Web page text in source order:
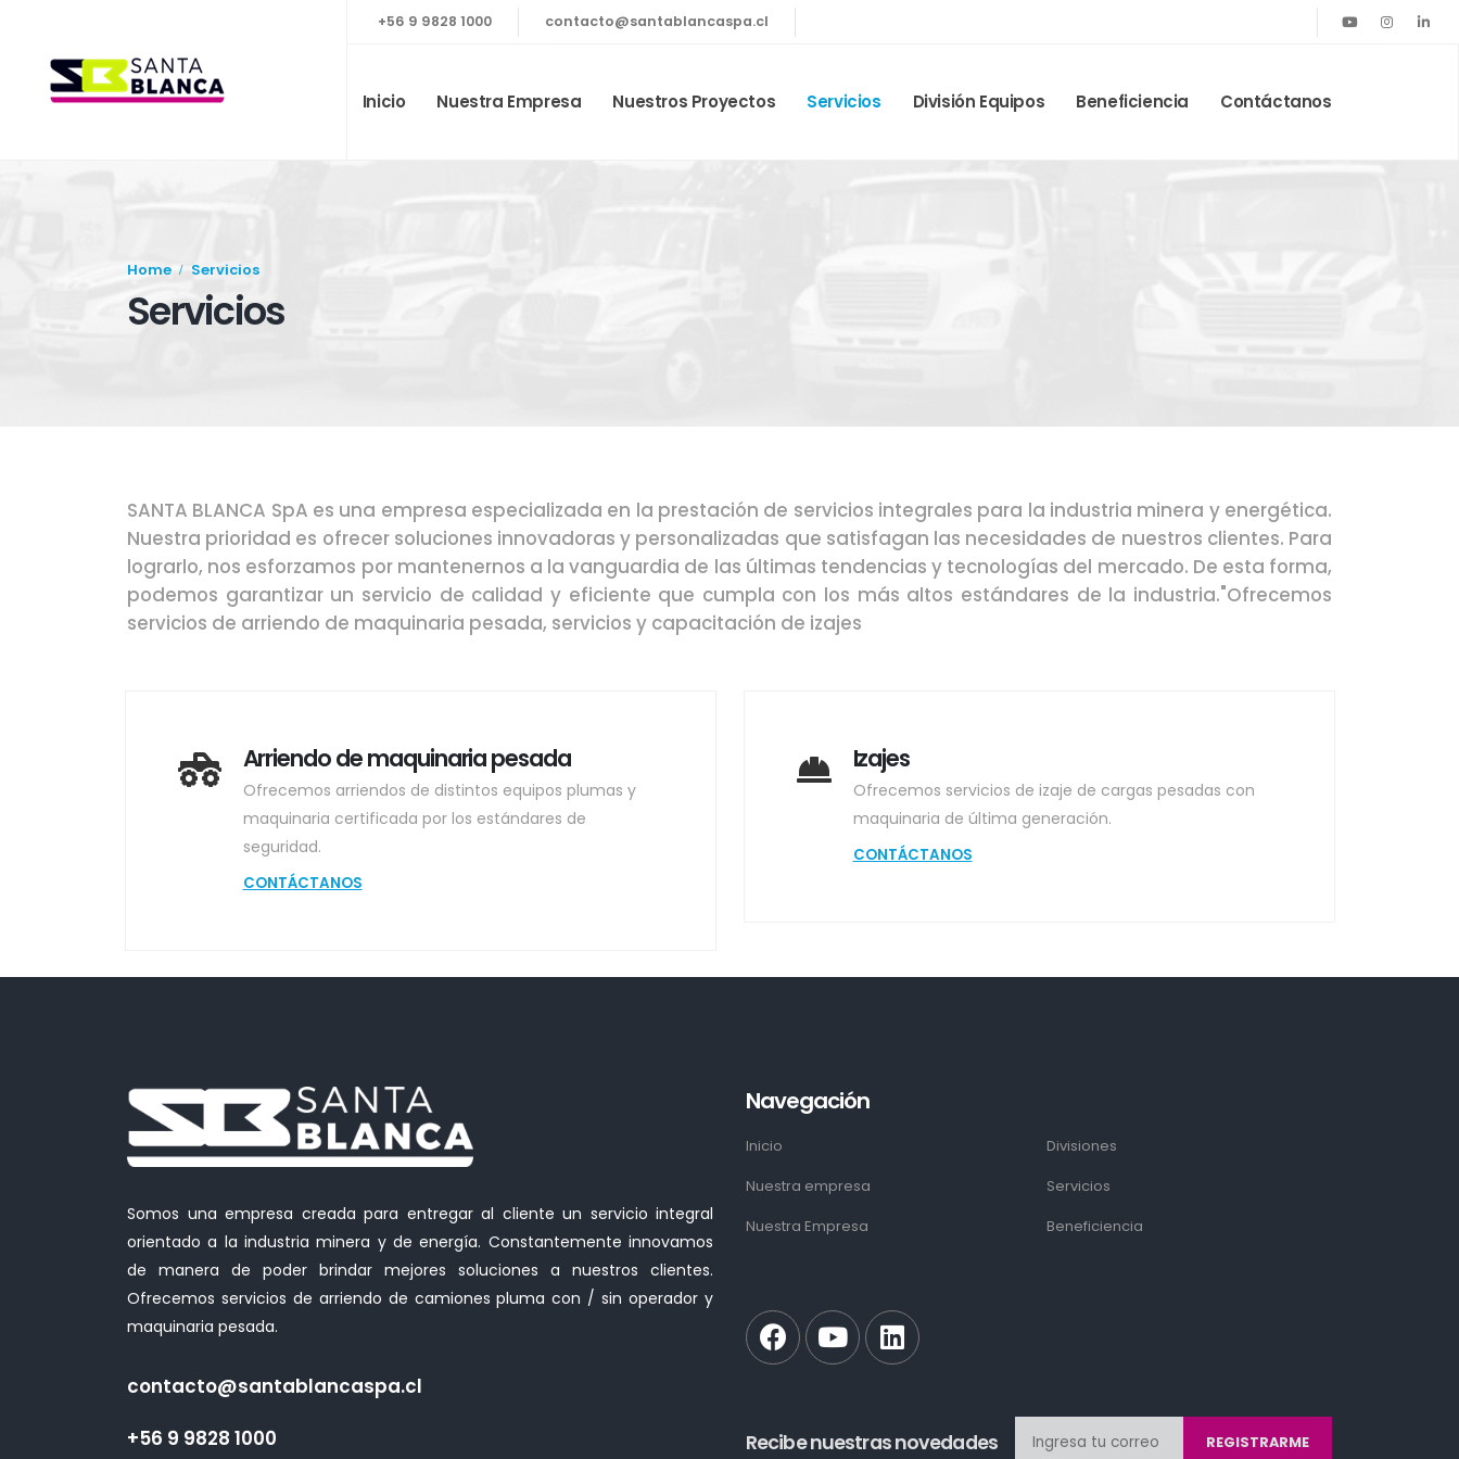
+56 9 9828 1000 contacto@santablancaspa.cl
Inicio Nuestra Empresa Nuestros Proyectos Servicios División Equipos Beneficiencia Contáctanos
Home Servicios
Servicios
SANTA BLANCA SpA es una empresa especializada en la prestación de servicios integrales para la industria minera y energética.
Nuestra prioridad es ofrecer soluciones innovadoras y personalizadas que satisfagan las necesidades de nuestros clientes. Para
lograrlo, nos esforzamos por mantenernos a la vanguardia de las últimas tendencias y tecnologías del mercado. De esta forma,
podemos garantizar un servicio de calidad y eficiente que cumpla con los más altos estándares de la industria."Ofrecemos
servicios de arriendo de maquinaria pesada, servicios y capacitación de izajes
Arriendo de maquinaria pesada
Ofrecemos arriendos de distintos equipos plumas y
maquinaria certificada por los estándares de
seguridad.
CONTÁCTANOS
Izajes
Ofrecemos servicios de izaje de cargas pesadas con
maquinaria de última generación.
CONTÁCTANOS
Somos una empresa creada para entregar al cliente un servicio integral
orientado a la industria minera y de energía. Constantemente innovamos
de manera de poder brindar mejores soluciones a nuestros clientes.
Ofrecemos servicios de arriendo de camiones pluma con / sin operador y
maquinaria pesada.
contacto@santablancaspa.cl
+56 9 9828 1000
Navegación
Inicio
Nuestra empresa
Nuestra Empresa
Divisiones
Servicios
Beneficiencia
Recibe nuestras novedades REGISTRARME